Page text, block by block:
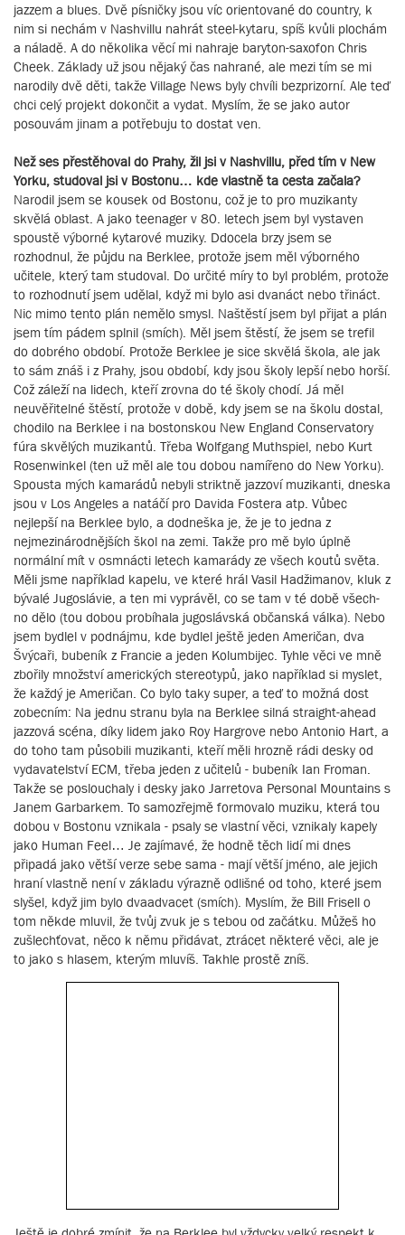
jazzem a blues. Dvě písničky jsou víc orientované do country, k
nim si nechám v Nashvillu nahrát steel-kytaru, spíš kvůli plochám
a náladě. A do několika věcí mi nahraje baryton-saxofon Chris
Cheek. Základy už jsou nějaký čas nahrané, ale mezi tím se mi
narodily dvě děti, takže Village News byly chvíli bezprizorní. Ale teď
chci celý projekt dokončit a vydat. Myslím, že se jako autor
posouvám jinam a potřebuju to dostat ven.
Než ses přestěhoval do Prahy, žil jsi v Nashvillu, před tím v New
Yorku, studoval jsi v Bostonu… kde vlastně ta cesta začala?
Narodil jsem se kousek od Bostonu, což je to pro muzikanty
skvělá oblast. A jako teenager v 80. letech jsem byl vystaven
spoustě výborné kytarové muziky. Ddocela brzy jsem se
rozhodnul, že půjdu na Berklee, protože jsem měl výborného
učitele, který tam studoval. Do určité míry to byl problém, protože
to rozhodnutí jsem udělal, když mi bylo asi dvanáct nebo třináct.
Nic mimo tento plán nemělo smysl. Naštěstí jsem byl přijat a plán
jsem tím pádem splnil (smích). Měl jsem štěstí, že jsem se trefil
do dobrého období. Protože Berklee je sice skvělá škola, ale jak
to sám znáš i z Prahy, jsou období, kdy jsou školy lepší nebo horší.
Což záleží na lidech, kteří zrovna do té školy chodí. Já měl
neuvěřitelné štěstí, protože v době, kdy jsem se na školu dostal,
chodilo na Berklee i na bostonskou New England Conservatory
fúra skvělých muzikantů. Třeba Wolfgang Muthspiel, nebo Kurt
Rosenwinkel (ten už měl ale tou dobou namířeno do New Yorku).
Spousta mých kamarádů nebyli striktně jazzoví muzikanti, dneska
jsou v Los Angeles a natáčí pro Davida Fostera atp. Vůbec
nejlepší na Berklee bylo, a dodneška je, že je to jedna z
nejmezinárodnějších škol na zemi. Takže pro mě bylo úplně
normální mít v osmnácti letech kamarády ze všech koutů světa.
Měli jsme například kapelu, ve které hrál Vasil Hadžimanov, kluk z
bývalé Jugoslávie, a ten mi vyprávěl, co se tam v té době všech-
no dělo (tou dobou probíhala jugoslávská občanská válka). Nebo
jsem bydlel v podnájmu, kde bydlel ještě jeden Američan, dva
Švýcaři, bubeník z Francie a jeden Kolumbijec. Tyhle věci ve mně
zbořily množství amerických stereotypů, jako například si myslet,
že každý je Američan. Co bylo taky super, a teď to možná dost
zobecním: Na jednu stranu byla na Berklee silná straight-ahead
jazzová scéna, díky lidem jako Roy Hargrove nebo Antonio Hart, a
do toho tam působili muzikanti, kteří měli hrozně rádi desky od
vydavatelství ECM, třeba jeden z učitelů - bubeník Ian Froman.
Takže se poslouchaly i desky jako Jarretova Personal Mountains s
Janem Garbarkem. To samozřejmě formovalo muziku, která tou
dobou v Bostonu vznikala - psaly se vlastní věci, vznikaly kapely
jako Human Feel… Je zajímavé, že hodně těch lidí mi dnes
připadá jako větší verze sebe sama - mají větší jméno, ale jejich
hraní vlastně není v základu výrazně odlišné od toho, které jsem
slyšel, když jim bylo dvaadvacet (smích). Myslím, že Bill Frisell o
tom někde mluvil, že tvůj zvuk je s tebou od začátku. Můžeš ho
zušlechťovat, něco k němu přidávat, ztrácet některé věci, ale je
to jako s hlasem, kterým mluvíš. Takhle prostě zníš.